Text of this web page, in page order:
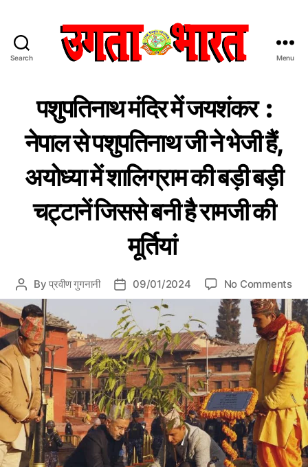
Search
ता
भा
त
हिं
दी
स
मा
चा
र
त्र
Menu
पशुपतिनाथ मंदिर में जयशंकर :
नेपाल से पशुपतिनाथ जी ने भेजी हैं,
अयोध्या में शालिग्राम की बड़ी बड़ी
चट्टानें जिससे बनी है रामजी की
मूर्तियां
P
o
s
t
a
u
t
h
o
r
Byप्रवीण गुगनानी
P
o
s
t
d
a
t
e
09/01/2024 No Commentso
n
प
शु
प
ना
थ
मं
दि
र
में